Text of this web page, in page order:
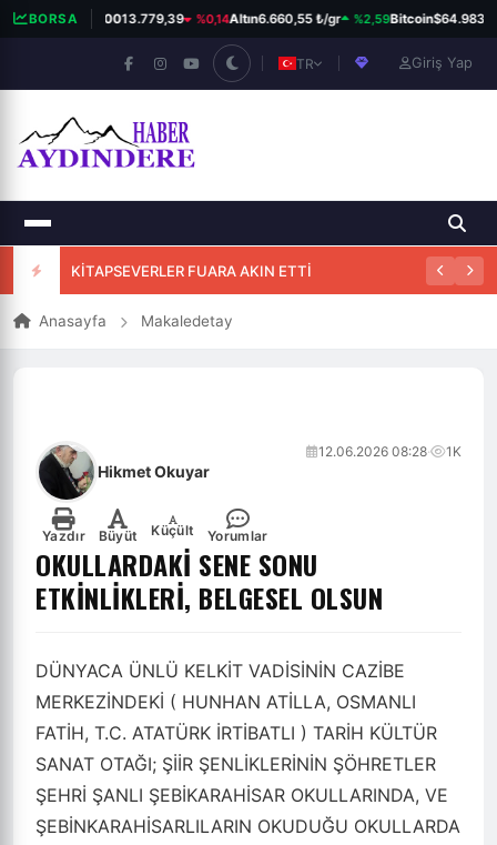
BORSABIST 10013.779,39 %0,14Altın6.660,55 ₺/gr %2,59Bitcoin$64.983
TR Giriş Yap
KİTAPSEVERLER FUARA AKIN ETTİ
Anasayfa Makaledetay
Hikmet Okuyar
12.06.2026 08:28· 1K
OKULLARDAKİ SENE SONU
ETKİNLİKLERİ, BELGESEL OLSUN
Yazdır Büyüt Küçült Yorumlar
DÜNYACA ÜNLÜ KELKİT VADİSİNİN CAZİBE
MERKEZİNDEKİ ( HUNHAN ATİLLA, OSMANLI
FATİH, T.C. ATATÜRK İRTİBATLI ) TARİH KÜLTÜR
SANAT OTAĞI; ŞİİR ŞENLİKLERİNİN ŞÖHRETLER
ŞEHRİ ŞANLI ŞEBİKARAHİSAR OKULLARINDA, VE
ŞEBİNKARAHİSARLILARIN OKUDUĞU OKULLARDA